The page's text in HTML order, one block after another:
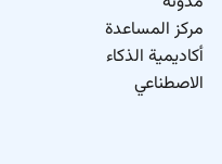
مركز المساعدة
أكاديمية الذكاء
الاصطناعي